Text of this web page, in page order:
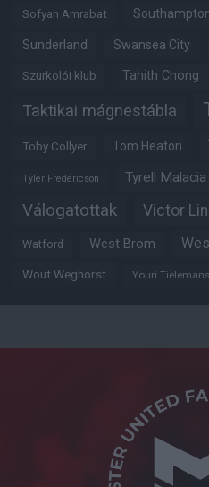
Sofyan Amrabat
Sunderland Swansea City
Szurkolói klub Tahith Chong
Taktikai mágnestábla
Toby Collyer Tom Heaton
Tyler Fredericson Tyrell Malacia
Válogatottak Victor
Watford West Brom
Wout Weghorst Youri Tielemans